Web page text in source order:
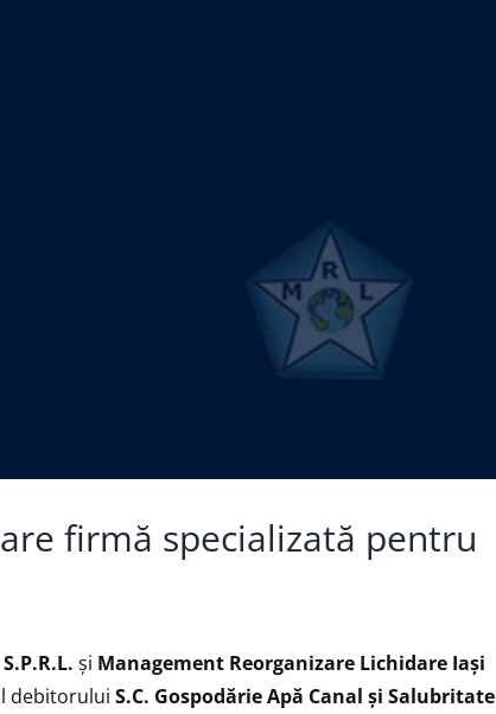
firmă specializată pentru
și Management Reorganizare Lichidare Iaşi
debitorului S.C. Gospodărie Apă Canal și Salubritate